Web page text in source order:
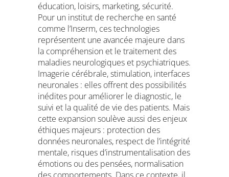
éducation, loisirs, marketing, sécurité.
Pour un institut de recherche en santé
comme l’Inserm, ces technologies
représentent une avancée majeure dans
la compréhension et le traitement des
maladies neurologiques et psychiatriques.
Imagerie cérébrale, stimulation, interfaces
neuronales : elles offrent des possibilités
inédites pour améliorer le diagnostic, le
suivi et la qualité de vie des patients. Mais
cette expansion soulève aussi des enjeux
éthiques majeurs : protection des
données neuronales, respect de l’intégrité
mentale, risques d’instrumentalisation des
émotions ou des pensées, normalisation